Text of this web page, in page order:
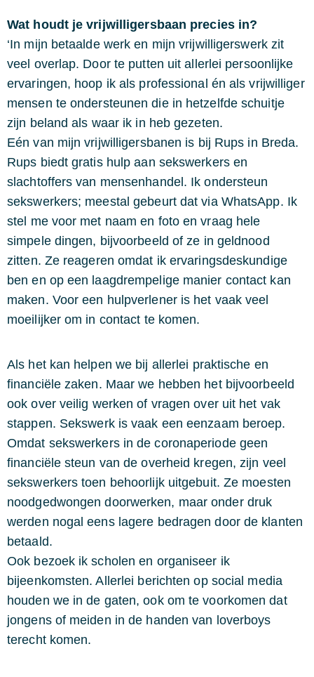
Wat houdt je vrijwilligersbaan precies in?
‘In mijn betaalde werk en mijn vrijwilligerswerk zit
veel overlap. Door te putten uit allerlei persoonlijke
ervaringen, hoop ik als professional én als vrijwilliger
mensen te ondersteunen die in hetzelfde schuitje
zijn beland als waar ik in heb gezeten.
Eén van mijn vrijwilligersbanen is bij Rups in Breda.
Rups biedt gratis hulp aan sekswerkers en
slachtoffers van mensenhandel. Ik ondersteun
sekswerkers; meestal gebeurt dat via WhatsApp. Ik
stel me voor met naam en foto en vraag hele
simpele dingen, bijvoorbeeld of ze in geldnood
zitten. Ze reageren omdat ik ervaringsdeskundige
ben en op een laagdrempelige manier contact kan
maken. Voor een hulpverlener is het vaak veel
moeilijker om in contact te komen.
Als het kan helpen we bij allerlei praktische en
financiële zaken. Maar we hebben het bijvoorbeeld
ook over veilig werken of vragen over uit het vak
stappen. Sekswerk is vaak een eenzaam beroep.
Omdat sekswerkers in de coronaperiode geen
financiële steun van de overheid kregen, zijn veel
sekswerkers toen behoorlijk uitgebuit. Ze moesten
noodgedwongen doorwerken, maar onder druk
werden nogal eens lagere bedragen door de klanten
betaald.
Ook bezoek ik scholen en organiseer ik
bijeenkomsten. Allerlei berichten op social media
houden we in de gaten, ook om te voorkomen dat
jongens of meiden in de handen van loverboys
terecht komen.